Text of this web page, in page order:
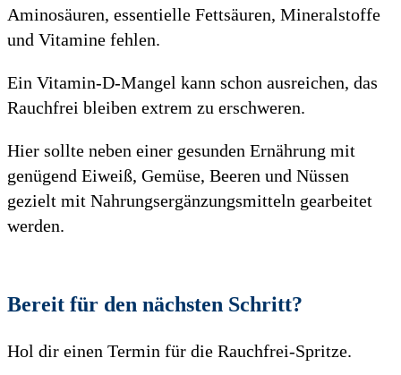
Aminosäuren, essentielle Fettsäuren, Mineralstoffe
und Vitamine fehlen.
Ein Vitamin-D-Mangel kann schon ausreichen, das
Rauchfrei bleiben extrem zu erschweren.
Hier sollte neben einer gesunden Ernährung mit
genügend Eiweiß, Gemüse, Beeren und Nüssen
gezielt mit Nahrungsergänzungsmitteln gearbeitet
werden.
Bereit für den nächsten Schritt?
Hol dir einen Termin für die Rauchfrei-Spritze.